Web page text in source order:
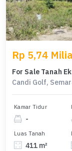
Rp 5,74
For Sale Tanah
Candi Golf,
Kamar Tidur
-
Luas Tanah
411 m²